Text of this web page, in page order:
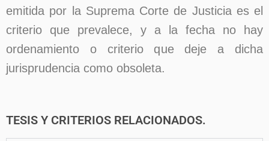
emitida por la Suprema Corte de Justicia es el
criterio que prevalece, y a la fecha no hay
ordenamiento o criterio que deje a dicha
jurisprudencia como obsoleta.
TESIS Y CRITERIOS RELACIONADOS.